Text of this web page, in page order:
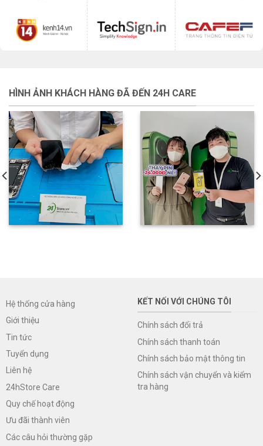
HÌNH ẢNH KHÁCH HÀNG ĐÃ ĐẾN 24H CARE
Hệ thống cửa hàng
Giới thiệu
Tin tức
Tuyển dụng
Liên hệ
24hStore Care
Quy chế hoạt động
Ưu đãi thành viên
Các câu hỏi thường gặp
KẾT NỐI VỚI CHÚNG TÔI
Chính sách đổi trả
Chính sách thanh toán
Chính sách bảo mật thông tin
Chính sách vận chuyển và kiểm
tra hàng